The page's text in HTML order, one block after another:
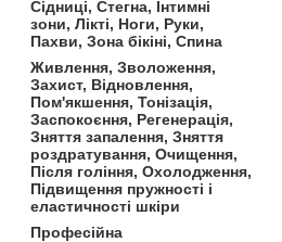
Сідниці, Стегна, Інтимні
зони, Лікті, Ноги, Руки,
Пахви, Зона бікіні, Спина
Живлення, Зволоження,
Захист, Відновлення,
Пом'якшення, Тонізація,
Заспокоєння, Регенерація,
Зняття запалення, Зняття
роздратування, Очищення,
Після гоління, Охолодження,
Підвищення пружності і
еластичності шкіри
Професійна